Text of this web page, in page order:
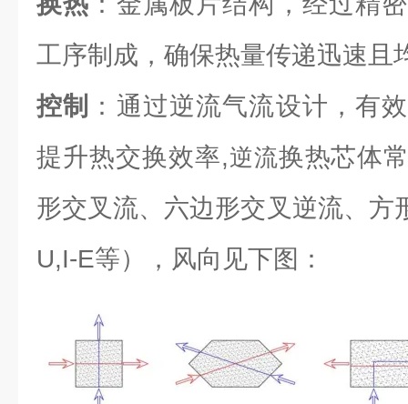
工序制成，确保热量传递迅速且
控制
：通过逆流气流设计，有
提升热交换效率,逆流换热芯体
形交叉流、六边形交叉逆流、方
U,I-E等），风向见下图：